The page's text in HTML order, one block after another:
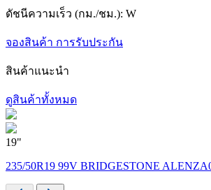
ดัชนีความเร็ว (กม./ชม.): W
จองสินค้า การรับประกัน
สินค้าแนะนำ
ดูสินค้าทั้งหมด
19"
235/50R19 99V BRIDGESTONE